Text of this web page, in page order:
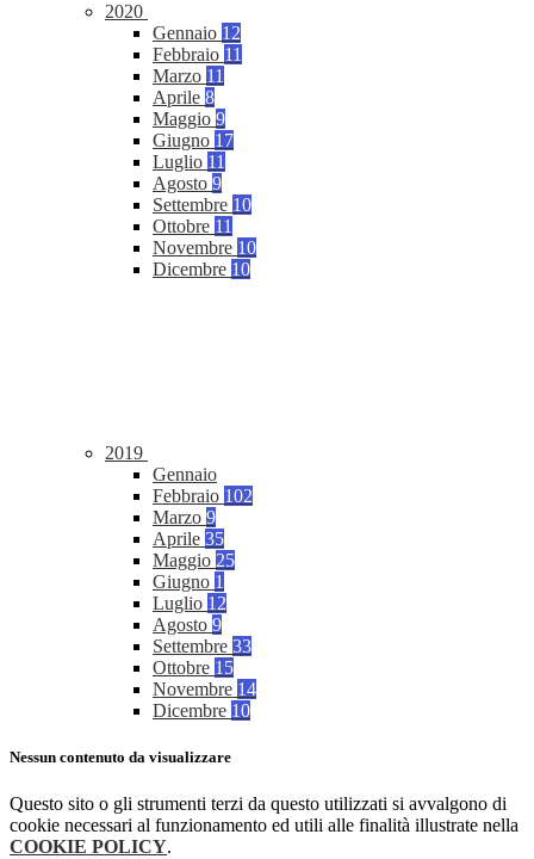
2020
Gennaio 12
Febbraio 11
Marzo 11
Aprile 8
Maggio 9
Giugno 17
Luglio 11
Agosto 9
Settembre 10
Ottobre 11
Novembre 10
Dicembre 10
2019
Gennaio
Febbraio 102
Marzo 9
Aprile 35
Maggio 25
Giugno 1
Luglio 12
Agosto 9
Settembre 33
Ottobre 15
Novembre 14
Dicembre 10
Nessun contenuto da visualizzare
Questo sito o gli strumenti terzi da questo utilizzati si avvalgono di
cookie necessari al funzionamento ed utili alle finalità illustrate nella
COOKIE POLICY.